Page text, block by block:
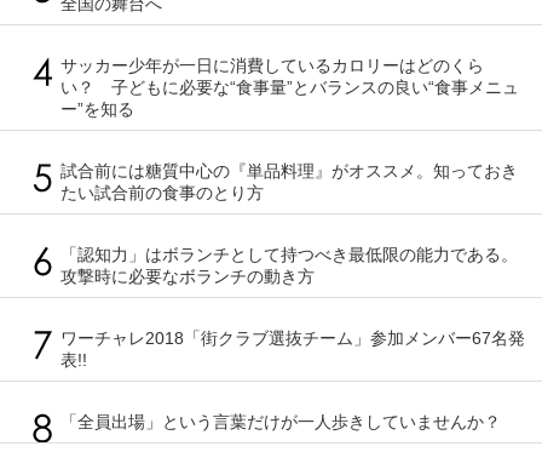
サッカー少年が一日に消費しているカロリーはどのくら
い？ 子どもに必要な“食事量”とバランスの良い“食事メニュ
ー”を知る
試合前には糖質中心の『単品料理』がオススメ。知っておき
たい試合前の食事のとり方
「認知力」はボランチとして持つべき最低限の能力である。
攻撃時に必要なボランチの動き方
ワーチャレ2018「街クラブ選抜チーム」参加メンバー67名発
表!!
「全員出場」という言葉だけが一人歩きしていませんか？